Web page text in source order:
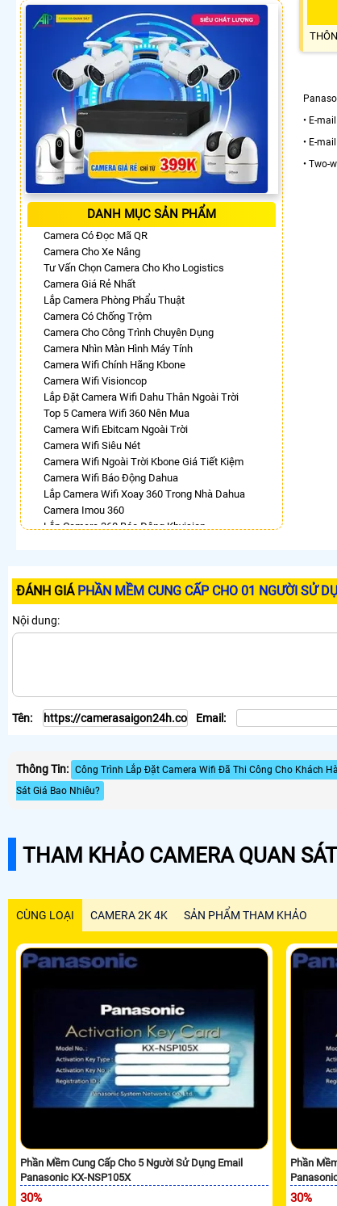
DANH MỤC SẢN PHẨM
Camera Có Đọc Mã QR
Camera Cho Xe Nâng
Tư Vấn Chọn Camera Cho Kho Logistics
Camera Giá Rẻ Nhất
Lắp Camera Phòng Phẩu Thuật
Camera Có Chống Trộm
Camera Cho Công Trình Chuyên Dụng
Camera Nhìn Màn Hình Máy Tính
Camera Wifi Chính Hãng Kbone
Camera Wifi Visioncop
Lắp Đặt Camera Wifi Dahu Thân Ngoài Trời
Top 5 Camera Wifi 360 Nên Mua
Camera Wifi Ebitcam Ngoài Trời
Camera Wifi Siêu Nét
Camera Wifi Ngoài Trời Kbone Giá Tiết Kiệm
Camera Wifi Báo Động Dahua
Lắp Camera Wifi Xoay 360 Trong Nhà Dahua
Camera Imou 360
Lắp Camera 360 Báo Động Kbvision
Camera Xoay 360 Hikvision
Lắp Camera Wifi Giá Rẻ Chính Hãng
• E-
• E-
• Two-
ĐÁNH GIÁ PHẦN MỀM CUNG CẤP CHO 01 NGƯỜI SỬ
Nội dung:
Tên: Email:
Thông Tin: Công Trình Lắp Đặt Camera Wifi Đã Thi Công Cho Khách
Sát Giá Bao Nhiêu?
THAM KHẢO CAMERA QUAN
CÙNG LOẠI CAMERA 2K 4K SẢN PHẨM THAM KHẢO
Phần Mềm Cung Cấp Cho 5 Người Sử Dụng Email
Panasonic KX-NSP105X
30%
Phần
30%